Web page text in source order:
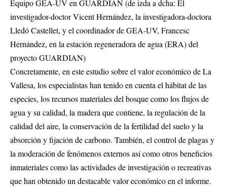
Equipo GEA-UV en GUARDIAN (de izda a dcha: El
investigador-doctor Vicent Hernández, la investigadora-doctora
Lledó Castellet, y el coordinador de GEA-UV, Francesc
Hernández, en la estación regeneradora de agua (ERA) del
proyecto GUARDIAN)
Concretamente, en este estudio sobre el valor económico de La
Vallesa, los especialistas han tenido en cuenta el hábitat de las
especies, los recursos materiales del bosque como los flujos de
agua y su calidad, la madera que contiene, la regulación de la
calidad del aire, la conservación de la fertilidad del suelo y la
absorción y fijación de carbono. También, el control de plagas y
la moderación de fenómenos externos así como otros beneficios
inmateriales como las actividades de investigación o recreativas
que han obtenido un destacable valor económico en el informe.